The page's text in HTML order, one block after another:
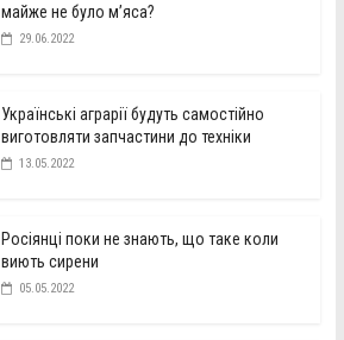
майже не було м’яса?
29.06.2022
Українські аграрії будуть самостійно
виготовляти запчастини до техніки
13.05.2022
Росіянці поки не знають, що таке коли
виють сирени
05.05.2022